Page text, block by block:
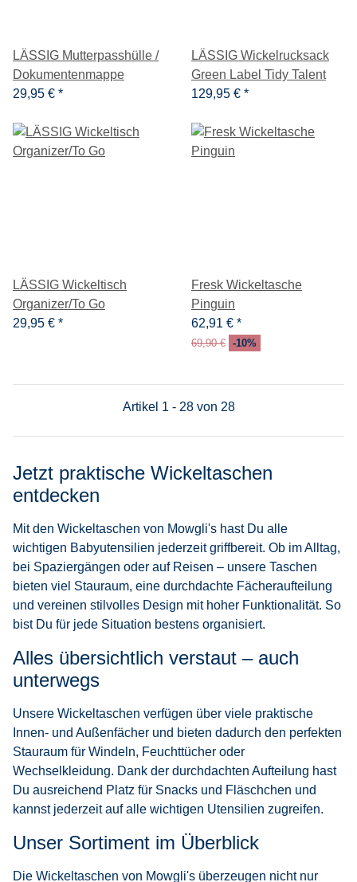
LÄSSIG Mutterpasshülle /
Dokumentenmappe
29,95 € *
LÄSSIG Wickelrucksack
Green Label Tidy Talent
129,95 € *
LÄSSIG Wickeltisch
Organizer/To Go
29,95 € *
Fresk Wickeltasche
Pinguin
62,91 € *
69,90 € -10%
Artikel 1 - 28 von 28
Jetzt praktische Wickeltaschen
entdecken
Mit den Wickeltaschen von Mowgli's hast Du alle
wichtigen Babyutensilien jederzeit griffbereit. Ob im Alltag,
bei Spaziergängen oder auf Reisen – unsere Taschen
bieten viel Stauraum, eine durchdachte Fächeraufteilung
und vereinen stilvolles Design mit hoher Funktionalität. So
bist Du für jede Situation bestens organisiert.
Alles übersichtlich verstaut – auch
unterwegs
Unsere Wickeltaschen verfügen über viele praktische
Innen- und Außenfächer und bieten dadurch den perfekten
Stauraum für Windeln, Feuchttücher oder
Wechselkleidung. Dank der durchdachten Aufteilung hast
Du ausreichend Platz für Snacks und Fläschchen und
kannst jederzeit auf alle wichtigen Utensilien zugreifen.
Unser Sortiment im Überblick
Die Wickeltaschen von Mowgli's überzeugen nicht nur